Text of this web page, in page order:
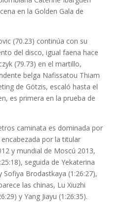
en la Golden Gala de
(70.23) continúa con su
del disco, igual faena hace
(79.73) en el martillo,
belga Nafissatou Thiam
de Götzis, escaló hasta el
es primera en la prueba de
caminata es dominada por
por la titular
y mundial de Moscú 2013,
seguida de Yekaterina
Sofiya Brodastkaya (1:26:27),
las chinas, Lu Xiuzhi
y Yang Jiayu (1:26:35).